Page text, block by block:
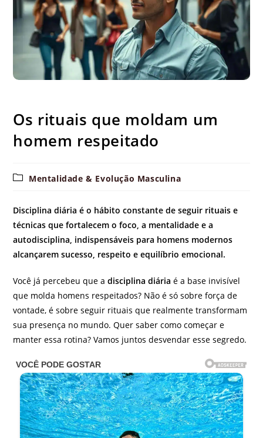
Os rituais que moldam um
homem respeitado
Categoria
Mentalidade & Evolução Masculina
Disciplina diária é o hábito constante de seguir rituais e
técnicas que fortalecem o foco, a mentalidade e a
autodisciplina, indispensáveis para homens modernos
alcançarem sucesso, respeito e equilíbrio emocional.
Você já percebeu que adisciplina diária é a base invisível
que molda homens respeitados? Não é só sobre força de
vontade, é sobre seguir rituais que realmente transformam
sua presença no mundo. Quer saber como começar e
manter essa rotina? Vamos juntos desvendar esse segredo.